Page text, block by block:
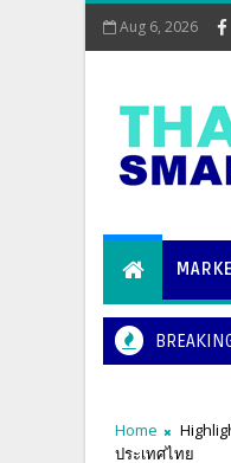
Aug 6, 2026
Home
ประเทศไทย